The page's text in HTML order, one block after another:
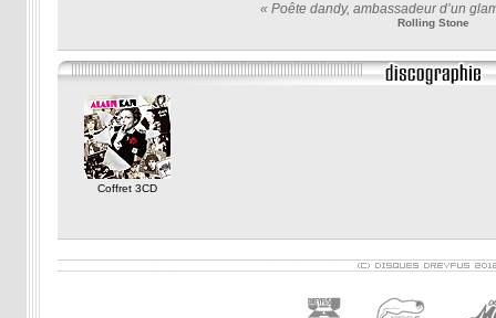
« Poête dandy, ambassadeur d’un
Rolling Stone
Coffret 3CD